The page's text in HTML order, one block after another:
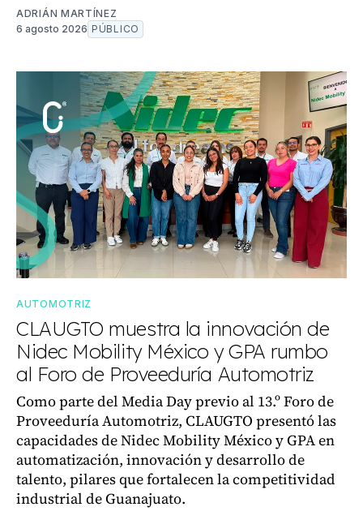
ADRIÁN MARTÍNEZ
6 agosto 2026 PÚBLICO
AUTOMOTRIZ
CLAUGTO muestra la innovación de
Nidec Mobility México y GPA rumbo
al Foro de Proveeduría Automotriz
Como parte del Media Day previo al 13.º Foro de
Proveeduría Automotriz, CLAUGTO presentó las
capacidades de Nidec Mobility México y GPA en
automatización, innovación y desarrollo de
talento, pilares que fortalecen la competitividad
industrial de Guanajuato.